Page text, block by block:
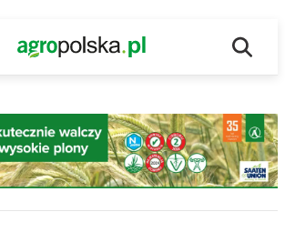
Main Logo